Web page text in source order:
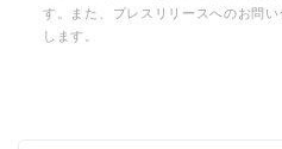
す。また、プレスリリースへのお問
します。